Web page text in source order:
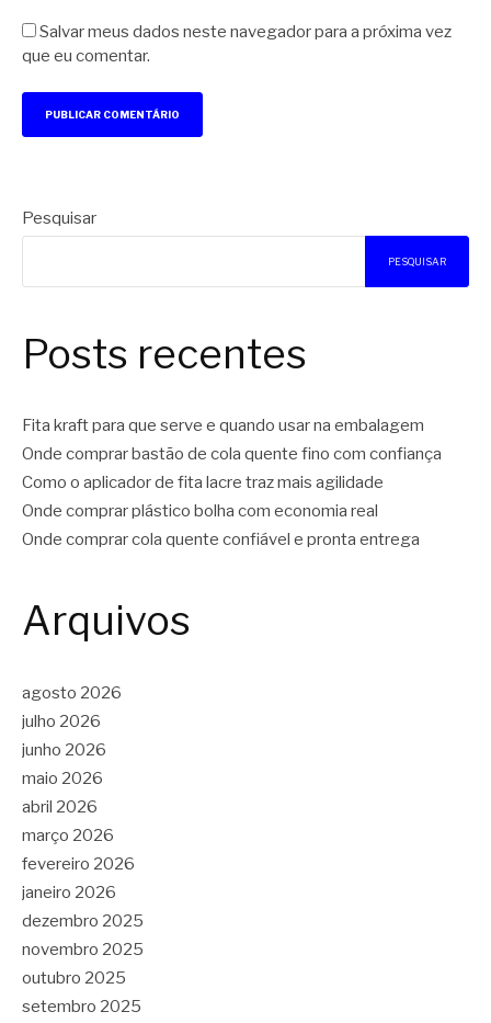
Salvar meus dados neste navegador para a próxima vez
que eu comentar.
Pesquisar
PESQUISAR
Posts recentes
Fita kraft para que serve e quando usar na embalagem
Onde comprar bastão de cola quente fino com confiança
Como o aplicador de fita lacre traz mais agilidade
Onde comprar plástico bolha com economia real
Onde comprar cola quente confiável e pronta entrega
Arquivos
agosto 2026
julho 2026
junho 2026
maio 2026
abril 2026
março 2026
fevereiro 2026
janeiro 2026
dezembro 2025
novembro 2025
outubro 2025
setembro 2025